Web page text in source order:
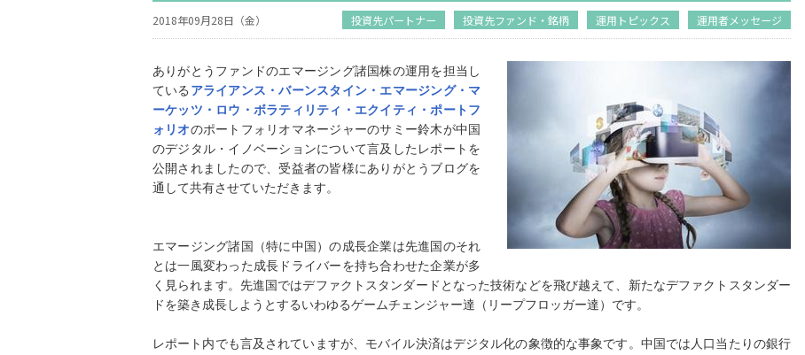
2018年09月28日（金） 投資先パートナー 投資先ファンド・銘柄 運用トピックス 運用者メッセージ
ありがとうファンドのエマージング諸国株の運用を担当し
ている アライアンス・バーンスタイン・エマージング・マ
ーケッツ・ロウ・ボラティリティ・エクイティ・ポートフ
ォリオのポートフォリオマネージャーのサミー鈴木が中国
のデジタル・イノベーションについて言及したレポートを
公開されましたので、受益者の皆様にありがとうブログを
通して共有させていただきます。
エマージング諸国（特に中国）の成長企業は先進国のそれ
とは一風変わった成長ドライバーを持ち合わせた企業が多
く見られます。先進国ではデファクトスタンダードとなった技術などを飛び越えて、新たなデファクトスタンダー
ドを築き成長しようとするいわゆるゲームチェンジャー達（リープフロッガー達）です。
レポート内でも言及されていますが、モバイル決済はデジタル化の象徴的な事象です。中国では人口当たりの銀行